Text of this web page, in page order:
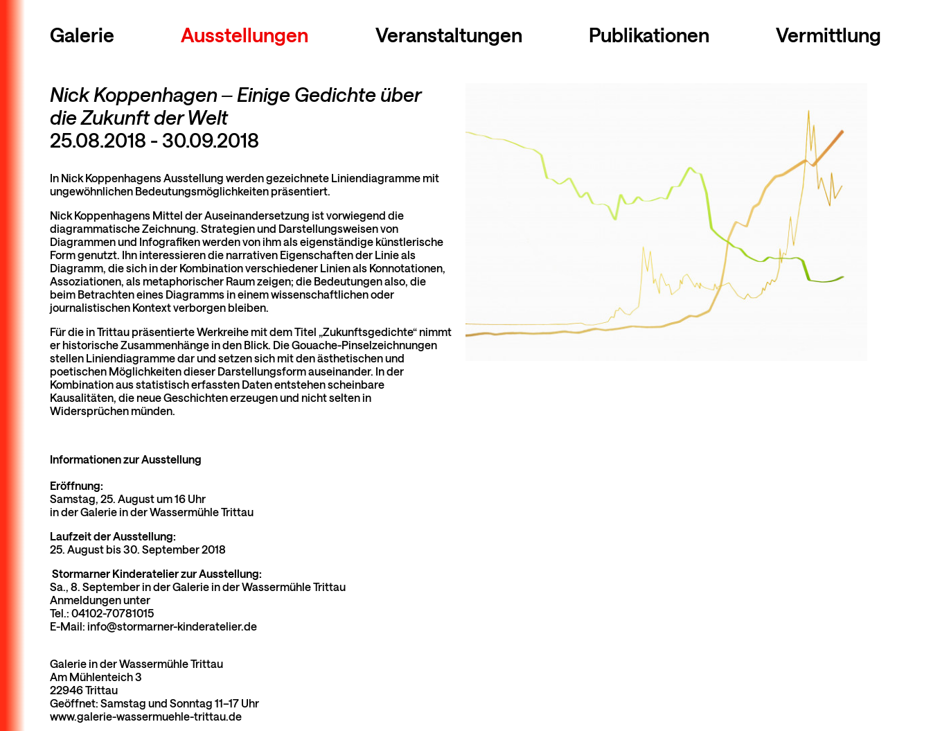
Galerie Ausstellungen Veranstaltungen Publikationen Vermittlung
Nick Koppenhagen ‒ Einige Gedichte über
die Zukunft der Welt
25.08.2018 - 30.09.2018
In Nick Koppenhagens Ausstellung werden gezeichnete Liniendiagramme mit
ungewöhnlichen Bedeutungsmöglichkeiten präsentiert.
Nick Koppenhagens Mittel der Auseinandersetzung ist vorwiegend die
diagrammatische Zeichnung. Strategien und Darstellungsweisen von
Diagrammen und Infografiken werden von ihm als eigenständige künstlerische
Form genutzt. Ihn interessieren die narrativen Eigenschaften der Linie als
Diagramm, die sich in der Kombination verschiedener Linien als Konnotationen,
Assoziationen, als metaphorischer Raum zeigen; die Bedeutungen also, die
beim Betrachten eines Diagramms in einem wissenschaftlichen oder
journalistischen Kontext verborgen bleiben.
Für die in Trittau präsentierte Werkreihe mit dem Titel „Zukunftsgedichte“ nimmt
er historische Zusammenhänge in den Blick. Die Gouache-Pinselzeichnungen
stellen Liniendiagramme dar und setzen sich mit den ästhetischen und
poetischen Möglichkeiten dieser Darstellungsform auseinander. In der
Kombination aus statistisch erfassten Daten entstehen scheinbare
Kausalitäten, die neue Geschichten erzeugen und nicht selten in
Widersprüchen münden.
Informationen zur Ausstellung
Eröffnung:
Samstag, 25. August um 16 Uhr
in der Galerie in der Wassermühle Trittau
Laufzeit der Ausstellung:
25. August bis 30. September 2018
Stormarner Kinderatelier zur Ausstellung:
Sa., 8. September in der Galerie in der Wassermühle Trittau
Anmeldungen unter
Tel.: 04102-70781015
E-Mail: info@stormarner-kinderatelier.de
Galerie in der Wassermühle Trittau
Am Mühlenteich 3
22946 Trittau
Geöffnet: Samstag und Sonntag 11–17 Uhr
www.galerie-wassermuehle-trittau.de